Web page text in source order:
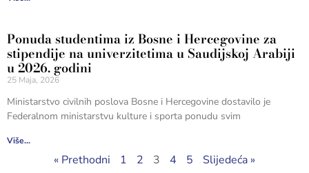
Ponuda studentima iz Bosne i Hercegovine za
stipendije na univerzitetima u Saudijskoj Arabiji
u 2026. godini
25 Maja, 2026
Ministarstvo civilnih poslova Bosne i Hercegovine dostavilo je
Federalnom ministarstvu kulture i sporta ponudu svim
Više...
« Prethodni 1 2 3 4 5 Slijedeća »